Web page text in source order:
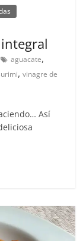
aguacate,
,vinagre de
Así